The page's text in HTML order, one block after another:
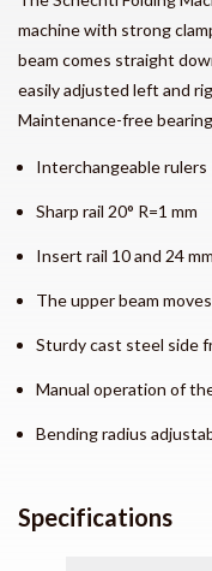
machine with strong
beam comes straight
easily adjusted left and
Maintenance-free
Interchangeable rulers
Sharp rail 20° R=1 mm
Insert rail 10 and 24 mm
The upper beam
Sturdy cast steel side
Manual operation of
Bending radius
Specifications